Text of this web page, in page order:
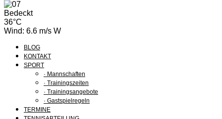
Bedeckt
36°C
Wind: 6.6 m/s W
BLOG
KONTAKT
SPORT
· Mannschaften
· Trainingszeiten
· Trainingsangebote
· Gastspielregeln
TERMINE